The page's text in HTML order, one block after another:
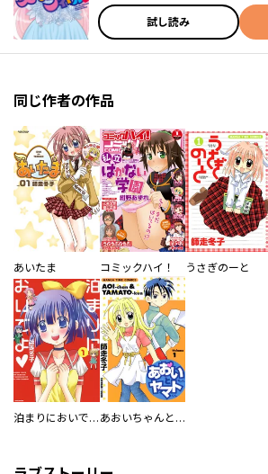
試し読み
同じ作者の作品
あいたま コミックハイ！ うさぎのーと
泊まりにおいでよ あおいちゃんとヤマトくん